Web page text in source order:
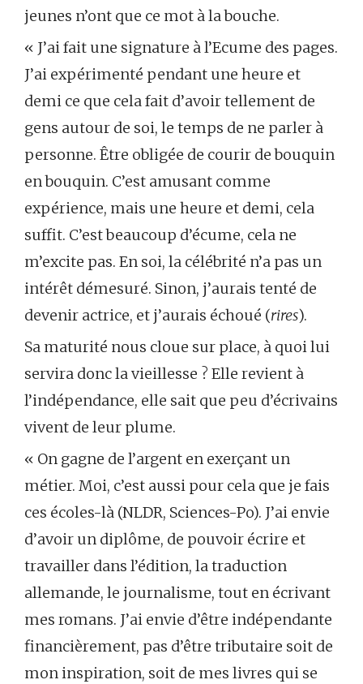
jeunes n’ont que ce mot à la bouche.
« J’ai fait une signature à l’Ecume des pages.
J’ai expérimenté pendant une heure et
demi ce que cela fait d’avoir tellement de
gens autour de soi, le temps de ne parler à
personne. Être obligée de courir de bouquin
en bouquin. C’est amusant comme
expérience, mais une heure et demi, cela
suffit. C’est beaucoup d’écume, cela ne
m’excite pas. En soi, la célébrité n’a pas un
intérêt démesuré. Sinon, j’aurais tenté de
devenir actrice, et j’aurais échoué (rires).
Sa maturité nous cloue sur place, à quoi lui
servira donc la vieillesse ? Elle revient à
l’indépendance, elle sait que peu d’écrivains
vivent de leur plume.
« On gagne de l’argent en exerçant un
métier. Moi, c’est aussi pour cela que je fais
ces écoles-là (NLDR, Sciences-Po). J’ai envie
d’avoir un diplôme, de pouvoir écrire et
travailler dans l’édition, la traduction
allemande, le journalisme, tout en écrivant
mes romans. J’ai envie d’être indépendante
financièrement, pas d’être tributaire soit de
mon inspiration, soit de mes livres qui se